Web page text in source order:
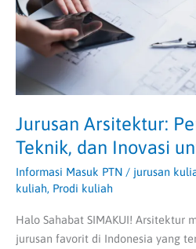
Jurusan Arsitektur:
Teknik, dan Inovasi
Informasi Masuk PTN / jurusan
kuliah, Prodi kuliah
Halo Sahabat SIMAKUI! Arsitektur
jurusan favorit di Indonesia yang
Inovasi
untuk
Masa
Depan